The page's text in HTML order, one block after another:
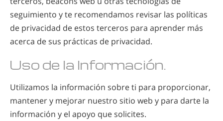
seguimiento y te recomendamos revisar las políticas
de privacidad de estos terceros para aprender más
acerca de sus prácticas de privacidad.
Uso de la Información.
Utilizamos la información sobre ti para proporcionar,
mantener y mejorar nuestro sitio web y para darte la
información y el apoyo que solicites.